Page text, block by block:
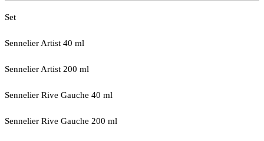
Set
Sennelier Artist 40 ml
Sennelier Artist 200 ml
Sennelier Rive Gauche 40 ml
Sennelier Rive Gauche 200 ml